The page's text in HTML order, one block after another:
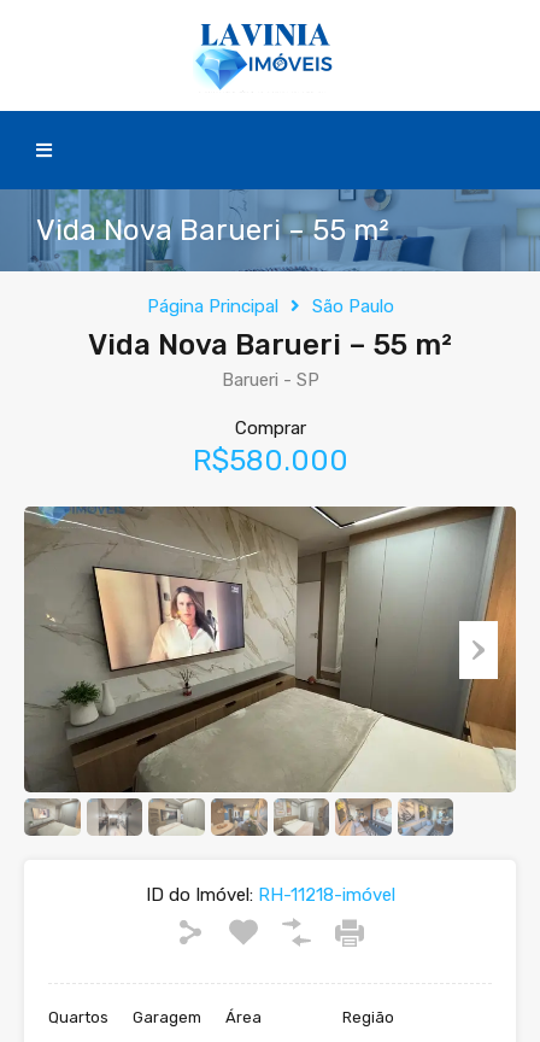
Vida Nova Barueri – 55 m²
Página Principal São Paulo
Vida Nova Barueri – 55 m²
Barueri - SP
Comprar
R$580.000
ID do Imóvel:RH-11218-imóvel
Quartos Garagem Área Região